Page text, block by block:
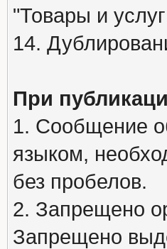
"Товары и
14.
При
1. Сообщение
языком,
без пробелов.
2. Запрещено
Запрещено